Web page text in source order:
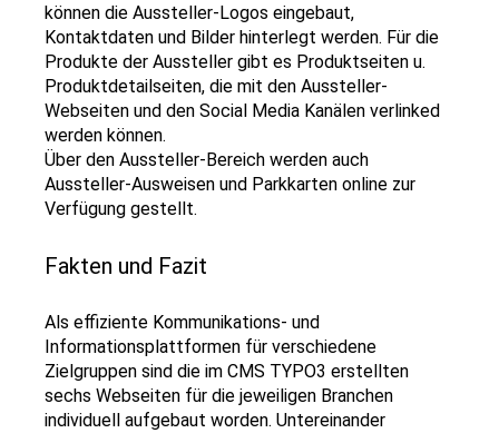
können die Aussteller-Logos eingebaut,
Kontaktdaten und Bilder hinterlegt werden. Für die
Produkte der Aussteller gibt es Produktseiten u.
Produktdetailseiten, die mit den Aussteller-
Webseiten und den Social Media Kanälen verlinked
werden können.
Über den Aussteller-Bereich werden auch
Aussteller-Ausweisen und Parkkarten online zur
Verfügung gestellt.
Fakten und Fazit
Als effiziente Kommunikations- und
Informationsplattformen für verschiedene
Zielgruppen sind die im CMS TYPO3 erstellten
sechs Webseiten für die jeweiligen Branchen
individuell aufgebaut worden. Untereinander